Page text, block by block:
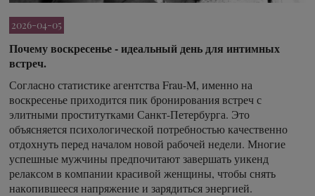
2026-04-05
Почему воскресенье - идеальный день для интимных
встреч.
Согласно статистике агентства Frau-M, именно на
воскресенье приходится пик бронирования встреч с
элитными проститутками Санкт-Петербурга. Это
объясняется психологической потребностью качественно
отдохнуть перед началом новой рабочей недели. Многие
успешные мужчины предпочитают завершать уикенд
релаксом в компании красивой женщины, чтобы снять
накопившееся напряжение и зарядиться энергией.